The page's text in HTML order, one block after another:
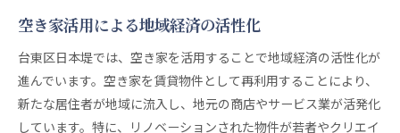
今後の課題と解決策を探る
空き家活用による地域経済の活性化
台東区日本堤では、空き家を活用することで地域経済の活性化が
進んでいます。空き家を賃貸物件として再利用することにより、
新たな居住者が地域に流入し、地元の商店やサービス業が活発化
しています。特に、リノベーションされた物件が若者やクリエイ